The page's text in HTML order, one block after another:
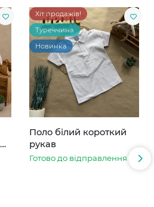
Хіт продажів!
Туреччина
Новинка
Поло білий короткий
рукав
Готово до відправлення